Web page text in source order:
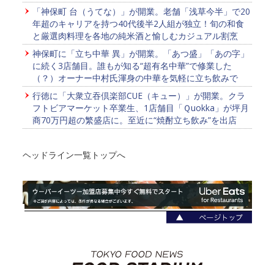
「神保町 台（うてな）」が開業。老舗「浅草今半」で20
年超のキャリアを持つ40代後半2人組が独立！旬の和食
と厳選肉料理を各地の純米酒と愉しむカジュアル割烹
神保町に「立ち中華 異」が開業。「あつ盛」「あの字」
に続く3店舗目。誰もが知る“超有名中華”で修業した
（？）オーナー中村氏渾身の中華を気軽に立ち飲みで
行徳に「大衆立吞倶楽部CUE（キュー）」が開業。クラ
フトビアマーケット卒業生、1店舗目「Ｑuokka」が坪月
商70万円超の繁盛店に。至近に“焼酎立ち飲み”を出店
ヘッドライン一覧トップへ